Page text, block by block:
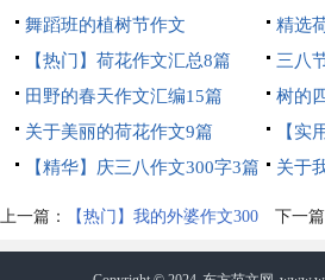
舞蹈班的植树节作文
精选
【热门】荷花作文汇总8篇
三八
田野的春天作文汇编15篇
树的
关于美丽的荷花作文9篇
【实
集锦9
【精华】庆三八作文300字3篇
关于
上一篇： 【热门】我的外婆作文300 下一篇